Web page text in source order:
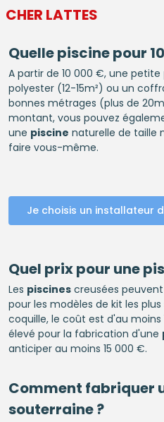
CHER LATTES
Quellepiscinepour
A partir de 10 000 €, une petite
polyester (12-15m²) ou un
bonnes métrages (plus de
montant, vous pouvez
une piscine naturelle de taille
faire vous-même.
Je choisis un installateur
Quel prix pour une
Les piscinescreusées
pour les modèles de kit les plus
coquille, le coût est d'au moins
élevé pour la fabrication d'une
anticiper au moins 15 000 €.
Comment fabriquer
souterraine ?